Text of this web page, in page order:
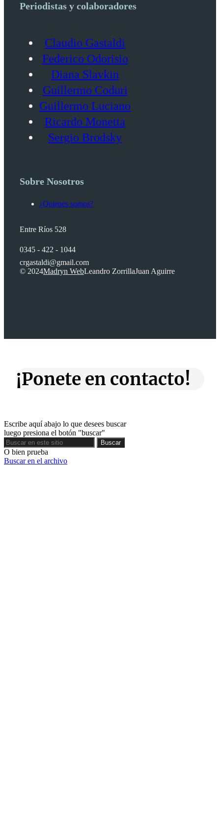
Periodistas y colaboradores
Claudio Gastaldi
Federico Odorisio
Diana Slavkin
Guillermo Coduri
Guillermo Luciano
Ricardo Monetta
Sergio Brodsky
Sobre Nosotros
¿Quienes somos?
Entre Ríos 528
0345 - 422 - 1044
crgastaldi@gmail.com
© 2024Madryn WebLeandro ZorrillaJuan Aguirre
¡Ponete en contacto!
Escribe aquí abajo lo que desees buscar
luego presiona el botón "buscar"
Buscar
Buscar
O bien prueba
Buscar en el archivo